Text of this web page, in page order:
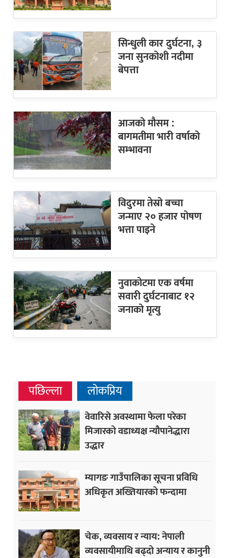
सिन्धुली कार दुर्घटना, ३
जना सुनकोशी नदीमा
बेपत्ता
आजको मौसम :
बागमतीमा भारी वर्षाको
सम्भावना
विदुरमा तेस्रो बच्चा
जन्माए २० हजार पोषण
भत्ता पाइने
नुवाकोटमा एक वर्षमा
सवारी दुर्घटनाबाट १२
जनाको मृत्यु
पछिल्ला लोकप्रिय
वेवारिसे अवस्थामा फेला परेका
मिजारको वडाध्यक्ष न्यौपानेद्धारा
उद्धार
म्यागङ गाउँपालिका सूचना प्रविधि
अधिकृत अख्तियारको फन्दामा
चेक, व्यवसाय र न्याय: नेपाली
व्यवसायीमाथि बढ्दो अन्याय र कानुनी